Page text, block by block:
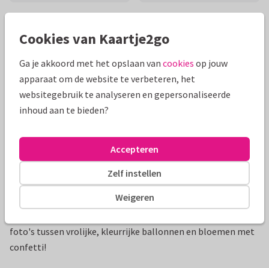
Mooie extra's bij je kaart
foto's tussen vrolijke, kleurrijke ballonnen en bloemen met
confetti!
Cookies van Kaartje2go
Ga je akkoord met het opslaan van cookies op jouw
apparaat om de website te verbeteren, het
websitegebruik te analyseren en gepersonaliseerde
inhoud aan te bieden?
Weigeren
Zelf instellen
Accepteren